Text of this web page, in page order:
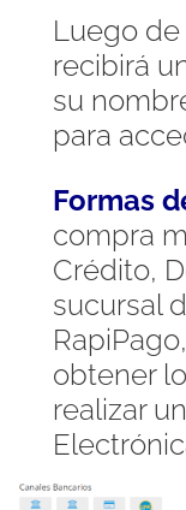
Luego
recibirá
su
para
Formas
compra
Crédito,
sucursal
obtener
realizar